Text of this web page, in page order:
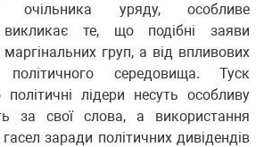
уряду, особливе
викликає те, що подібні заяви
груп, а від впливових
політичного середовища. Туск
лідери несуть особливу
за свої слова, а використання
заради політичних дивідендів